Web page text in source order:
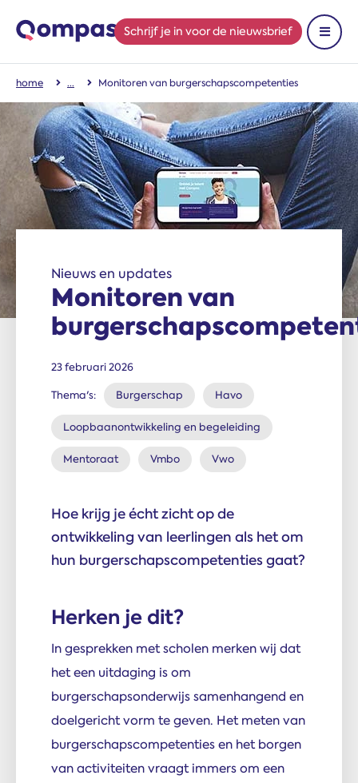
Schrijf je in voor de nieuwsbrief
Toon
home Monitoren van burgerschapscompetenties
Nieuws en updates
Monitoren van
23 februari 2026
Thema's: Burgerschap Havo
Loopbaanontwikkeling en begeleiding
Mentoraat Vmbo Vwo
Hoe krijg je écht zicht op de
ontwikkeling van leerlingen als het om
hun burgerschapscompetenties gaat?
Herken je dit?
In gesprekken met scholen merken wij dat
het een uitdaging is om
burgerschapsonderwijs samenhangend en
doelgericht vorm te geven. Het meten van
burgerschapscompetenties en het borgen
van activiteiten vraagt immers om een